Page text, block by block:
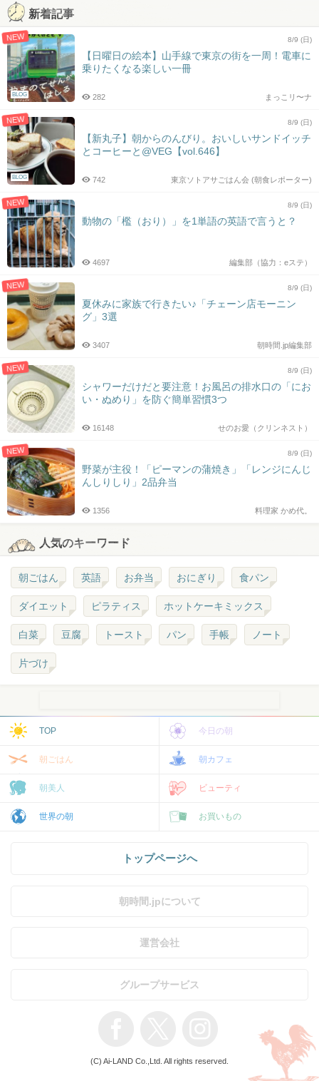
新着記事
NEW
BLOG
8/9 (日)
【日曜日の絵本】山手線で東京の街を一周！電車に
乗りたくなる楽しい一冊
まっこリ〜ナ
282
NEW
BLOG
8/9 (日)
【新丸子】朝からのんびり。おいしいサンドイッチ
とコーヒーと@VEG【vol.646】
東京ソトアサごはん会 (朝食レポーター)
742
NEW 8/9 (日)
動物の「檻（おり）」を1単語の英語で言うと？
編集部（協力：eステ）
4697
NEW 8/9 (日)
夏休みに家族で行きたい♪「チェーン店モーニン
グ」3選
朝時間.jp編集部
3407
NEW 8/9 (日)
シャワーだけだと要注意！お風呂の排水口の「にお
い・ぬめり」を防ぐ簡単習慣3つ
せのお愛（クリンネスト）
16148
NEW 8/9 (日)
野菜が主役！「ピーマンの蒲焼き」「レンジにんじ
んしりしり」2品弁当
料理家 かめ代。
1356
人気のキーワード
朝ごはん 英語 お弁当 おにぎり 食パン
ダイエット ピラティス ホットケーキミックス
白菜 豆腐 トースト パン 手帳 ノート
片づけ
TOP 今日の朝
朝ごはん 朝カフェ
朝美人 ビューティ
世界の朝 お買いもの
トップページへ
朝時間.jpについて
運営会社
グループサービス
(C) Ai-LAND Co.,Ltd. All rights reserved.